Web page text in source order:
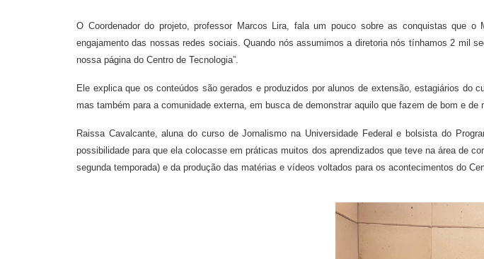
O Coordenador do projeto, professor Marcos Lira, fala um pouco sobre as conquistas que
engajamento das nossas redes sociais. Quando nós assumimos a diretoria nós tínhamos 2 mil
nossa página do Centro de Tecnologia”.
Ele explica que os conteúdos são gerados e produzidos por alunos de extensão, estagiários
mas também para a comunidade externa, em busca de demonstrar aquilo que fazem de bom e de
Raissa Cavalcante, aluna do curso de Jornalismo na Universidade Federal e bolsista do
possibilidade para que ela colocasse em práticas muitos dos aprendizados que teve na área de
segunda temporada) e da produção das matérias e vídeos voltados para os acontecimentos do